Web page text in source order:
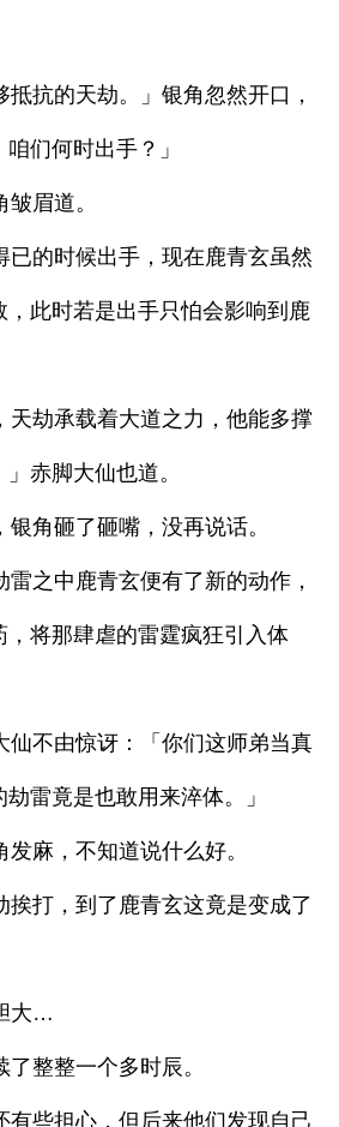
抗的天劫。」银角忽然开口，
们何时出手？」
眉道。
的时候出手，现在鹿青玄虽然
此时若是出手只怕会影响到鹿
劫承载着大道之力，他能多撑
赤脚大仙也道。
角砸了砸嘴，没再说话。
之中鹿青玄便有了新的动作，
，将那肆虐的雷霆疯狂引入体
不由惊讶：「你们这师弟当真
雷竟是也敢用来淬体。」
麻，不知道说什么好。
打，到了鹿青玄这竟是变成了
大…
整整一个多时辰。
些担心，但后来他们发现自己